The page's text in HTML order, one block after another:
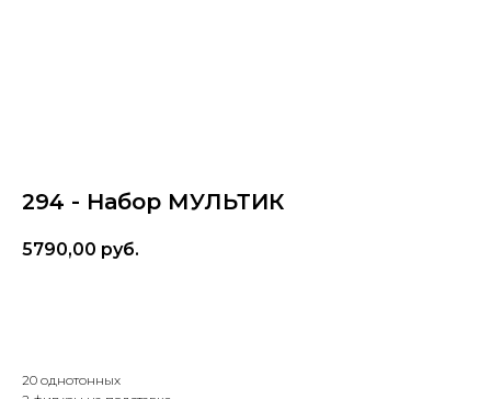
294 - Набор МУЛЬТИК
5790,00 руб.
20 однотонных